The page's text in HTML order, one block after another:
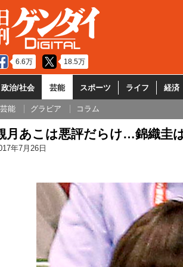
6.6万 18.5万
政治/社会 芸能 スポーツ ライフ 経済
芸能 グラビア コラム
月あこは悪評だらけ…錦織圭
年7月26日